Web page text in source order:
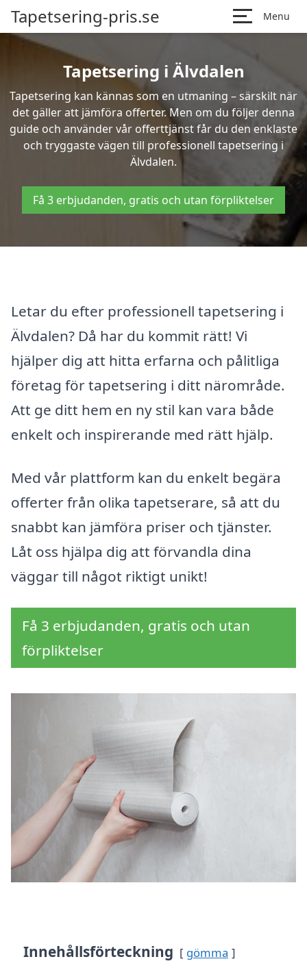
Tapetsering-pris.se Menu
Tapetsering i Älvdalen
Tapetsering kan kännas som en utmaning – särskilt när
det gäller att jämföra offerter. Men om du följer denna
guide och använder vår offerttjänst får du den enklaste
och tryggaste vägen till professionell tapetsering i
Älvdalen.
Få 3 erbjudanden, gratis och utan förpliktelser
Letar du efter professionell tapetsering i
Älvdalen? Då har du kommit rätt! Vi
hjälper dig att hitta erfarna och pålitliga
företag för tapetsering i ditt närområde.
Att ge ditt hem en ny stil kan vara både
enkelt och inspirerande med rätt hjälp.
Med vår plattform kan du enkelt begära
offerter från olika tapetserare, så att du
snabbt kan jämföra priser och tjänster.
Låt oss hjälpa dig att förvandla dina
väggar till något riktigt unikt!
Få 3 erbjudanden, gratis och utan
förpliktelser
Innehållsförteckning gömma